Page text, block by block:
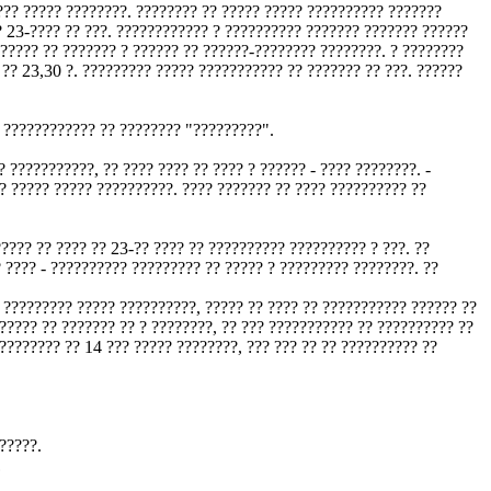
????? ????????. ???????? ?? ????? ????? ?????????? ???????
???? ?? ???. ???????????? ? ?????????? ??????? ??????? ??????
?? ??????? ? ?????? ?? ??????-???????? ????????. ? ????????
23,30 ?. ????????? ????? ??????????? ?? ??????? ?? ???. ??????
?? ???????? "?????????".
?? ???? ???? ?? ???? ? ?????? - ???? ????????. -
????? ??????????. ???? ??????? ?? ???? ?????????? ??
?? ???? ?? 23-?? ???? ?? ?????????? ?????????? ? ???. ??
- ?????????? ????????? ?? ????? ? ????????? ????????. ??
????? ??????????, ????? ?? ???? ?? ??????????? ?????? ??
?? ??????? ?? ? ????????, ?? ??? ??????????? ?? ?????????? ??
?? 14 ??? ????? ????????, ??? ??? ?? ?? ?????????? ??